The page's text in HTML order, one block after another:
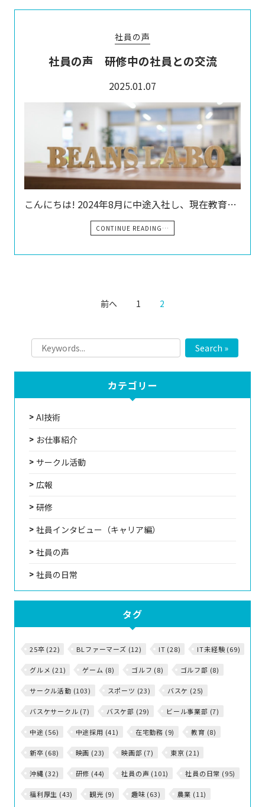
社員の声
社員の声 研修中の社員との交流
2025.01.07
こんにちは! 2024年8月に中途入社し、現在教育…
CONTINUE READING…
前へ 1 2
Search »
カテゴリー
AI技術
お仕事紹介
サークル活動
広報
研修
社員インタビュー（キャリア編）
社員の声
社員の日常
タグ
25卒 (22) BLファーマーズ (12) IT (28) IT未経験 (69)
グルメ (21) ゲーム (8) ゴルフ (8) ゴルフ部 (8)
サークル活動 (103) スポーツ (23) バスケ (25)
バスケサークル (7) バスケ部 (29) ビール事業部 (7)
中途 (56) 中途採用 (41) 在宅勤務 (9) 教育 (8)
新卒 (68) 映画 (23) 映画部 (7) 東京 (21)
沖縄 (32) 研修 (44) 社員の声 (101) 社員の日常 (95)
福利厚生 (43) 観光 (9) 趣味 (63) 農業 (11)